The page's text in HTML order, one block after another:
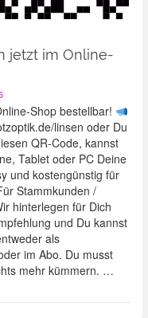
jetzt im Online-
Shop bestellbar!
linsen oder Du
QR-Code, kannst
Tablet oder PC Deine
und kostengünstig für
Stammkunden /
hinterlegen für Dich
und Du kannst
als
im Abo. Du musst
mehr kümmern. …